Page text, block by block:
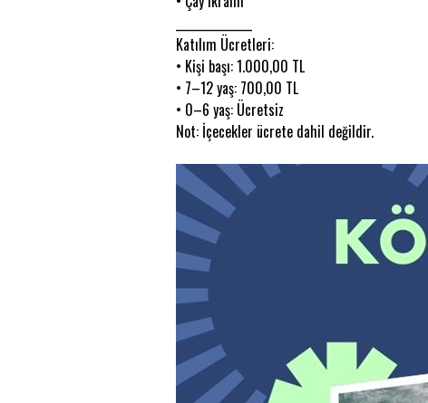
Katılım Ücretleri:
• Kişi başı: 1.000,00 TL
• 7–12 yaş: 700,00 TL
• 0–6 yaş: Ücretsiz
Not: İçecekler ücrete dahil değildir.